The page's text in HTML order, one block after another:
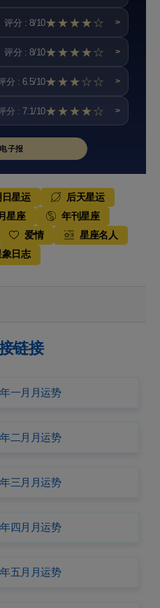
评分 : 8/10★★★★☆ >
评分 : 8/10★★★★☆ >
分 : 6.5/10★★★☆☆ >
分 : 7.1/10★★★★☆ >
子报
星运
后天星运
星座
年刊星座
爱情
星座名人
日志
链接
一月月运势
二月月运势
三月月运势
四月月运势
五月月运势